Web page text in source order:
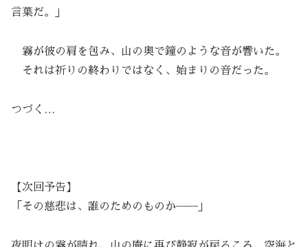
言葉だ。」
霧が彼の肩を包み、山の奥で鐘のような音が響いた。
それは祈りの終わりではなく、始まりの音だった。
つづく…
【次回予告】
「その慈悲は、誰のためのものか──」